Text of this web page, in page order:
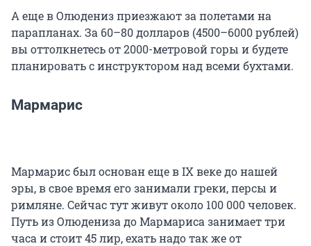
А еще в Олюдениз приезжают за полетами на
парапланах. За 60–80 долларов (4500–6000 рублей)
вы оттолкнетесь от 2000-метровой горы и будете
планировать с инструктором над всеми бухтами.
Мармарис
Мармарис был основан еще в IX веке до нашей
эры, в свое время его занимали греки, персы и
римляне. Сейчас тут живут около 100 000 человек.
Путь из Олюдениза до Мармариса занимает три
часа и стоит 45 лир, ехать надо так же от